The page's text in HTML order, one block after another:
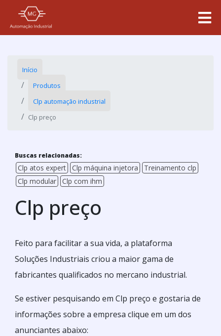
Início
Produtos
Clp automação industrial
Clp preço
Buscas relacionadas:
Clp atos expert Clp máquina injetora
Treinamento clp
Clp modular
Clp com ihm
Clp preço
Feito para facilitar a sua vida, a plataforma
Soluções Industriais criou a maior gama de
fabricantes qualificados no mercano industrial.
Se estiver pesquisando em Clp preço e gostaria de
informações sobre a empresa clique em um dos
anunciantes abaixo: